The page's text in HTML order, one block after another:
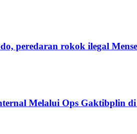
peredaran rokok ilegal
Melalui Ops Gaktibplin